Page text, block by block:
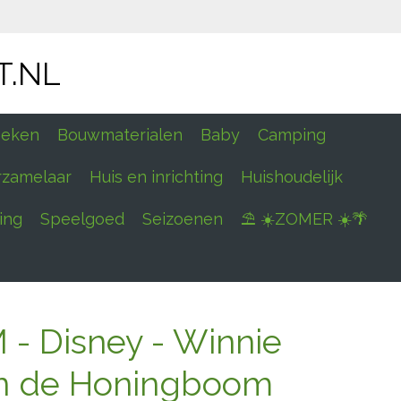
Bouwmaterialen Baby Camping
Huis en inrichting Huishoudelijk
Speelgoed Seizoenen ⛱ ☀️ZOMER ☀️🌴
- Disney - Winnie
de Honingboom